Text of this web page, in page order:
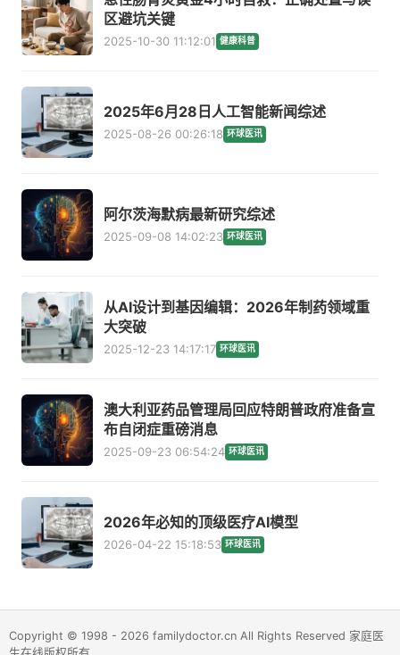
区避坑关键
2025-10-30 11:12:01 健康科普
2025年6月28日人工智能新闻综述
2025-08-26 00:26:18 环球医讯
阿尔茨海默病最新研究综述
2025-09-08 14:02:23 环球医讯
从AI设计到基因编辑：2026年制药领域重
大突破
2025-12-23 14:17:17 环球医讯
澳大利亚药品管理局回应特朗普政府准备宣
布自闭症重磅消息
2025-09-23 06:54:24 环球医讯
2026年必知的顶级医疗AI模型
2026-04-22 15:18:53 环球医讯
Copyright © 1998 - 2026 familydoctor.cn All Rights Reserved 家庭医